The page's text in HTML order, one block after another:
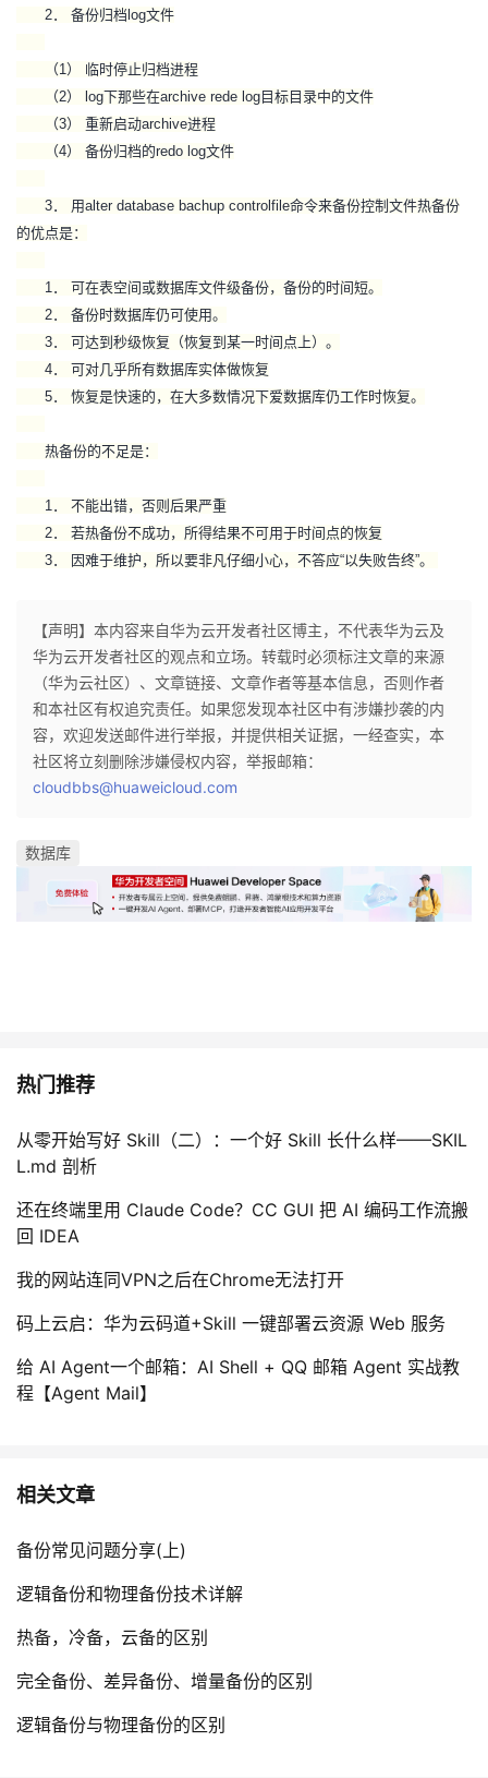
2． 备份归档log文件
（1） 临时停止归档进程
（2） log下那些在archive rede log目标目录中的文件
（3） 重新启动archive进程
（4） 备份归档的redo log文件
3． 用alter database bachup controlfile命令来备份控制文件热备份
的优点是：
1． 可在表空间或数据库文件级备份，备份的时间短。
2． 备份时数据库仍可使用。
3． 可达到秒级恢复（恢复到某一时间点上）。
4． 可对几乎所有数据库实体做恢复
5． 恢复是快速的，在大多数情况下爱数据库仍工作时恢复。
热备份的不足是：
1． 不能出错，否则后果严重
2． 若热备份不成功，所得结果不可用于时间点的恢复
3． 因难于维护，所以要非凡仔细小心，不答应“以失败告终”。
【声明】本内容来自华为云开发者社区博主，不代表华为云及
华为云开发者社区的观点和立场。转载时必须标注文章的来源
（华为云社区）、文章链接、文章作者等基本信息，否则作者
和本社区有权追究责任。如果您发现本社区中有涉嫌抄袭的内
容，欢迎发送邮件进行举报，并提供相关证据，一经查实，本
社区将立刻删除涉嫌侵权内容，举报邮箱：
cloudbbs@huaweicloud.com
数据库
热门推荐
从零开始写好 Skill（二）：一个好 Skill 长什么样——SKIL
L.md 剖析
还在终端里用 Claude Code？CC GUI 把 AI 编码工作流搬
回 IDEA
我的网站连同VPN之后在Chrome无法打开
码上云启：华为云码道+Skill 一键部署云资源 Web 服务
给 AI Agent一个邮箱：AI Shell + QQ 邮箱 Agent 实战教
程【Agent Mail】
相关文章
备份常见问题分享(上)
逻辑备份和物理备份技术详解
热备，冷备，云备的区别
完全备份、差异备份、增量备份的区别
逻辑备份与物理备份的区别